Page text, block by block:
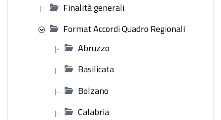
|-
Finalità generali
Format Accordi Quadro Regionali
|- Abruzzo
|- Basilicata
|- Bolzano
|- Calabria